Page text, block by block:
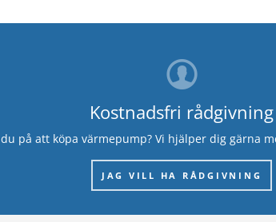
Kostnadsfri rådgivning
på att köpa värmepump? Vi hjälper dig gärna
JAG VILL HA RÅDGIVNING